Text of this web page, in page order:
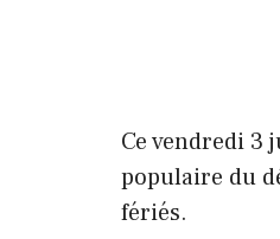
Ce vendredi 3
populaire du
fériés.